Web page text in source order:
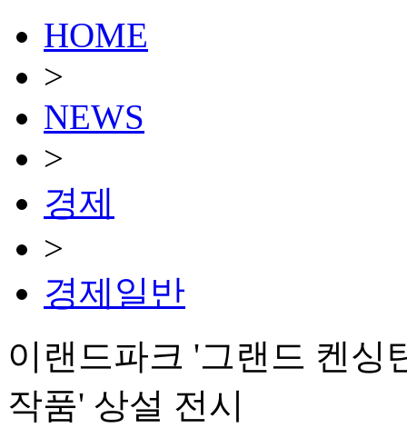
HOME
>
NEWS
>
경제
>
경제일반
이랜드파크 '그랜드 켄싱
작품' 상설 전시